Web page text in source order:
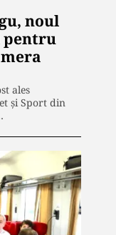
noul
pentru
ales
și Sport din